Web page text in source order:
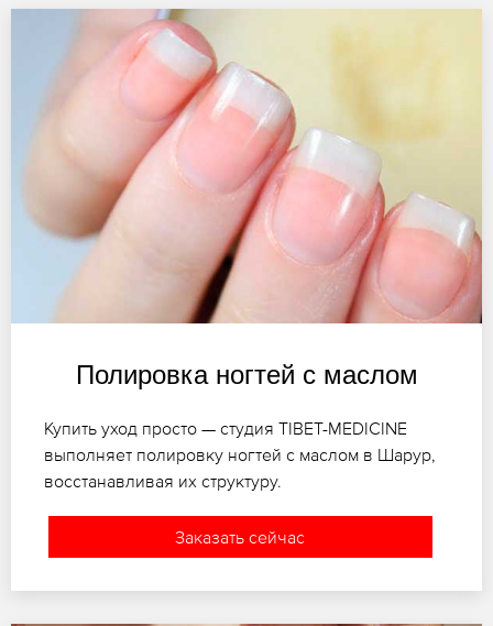
Полировка ногтей с маслом
Купить уход просто — студия TIBET-MEDICINE
выполняет полировку ногтей с маслом в Шарур,
восстанавливая их структуру.
Заказать сейчас